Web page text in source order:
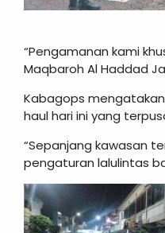
“Pengamanan kami
Maqbaroh Al Haddad
Kabagops
haul hari ini yang
“Sepanjang kawasan
pengaturan lalulintas